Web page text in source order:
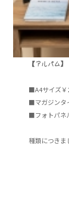
【アルバム】
■A4サイズ￥
■マガジンタ
■フォトパネ
種類につきま